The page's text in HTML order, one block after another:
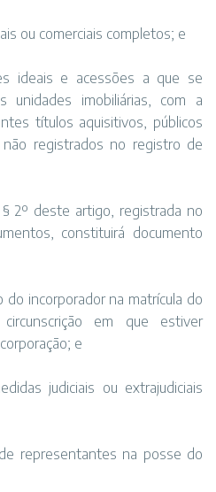
ou comerciais completos; e
ideais e acessões a que se
unidades imobiliárias, com a
títulos aquisitivos, públicos
registrados no registro de
2º deste artigo, registrada no
constituirá documento
do incorporador na matrícula do
em que estiver
e
judiciais ou extrajudiciais
representantes na posse do